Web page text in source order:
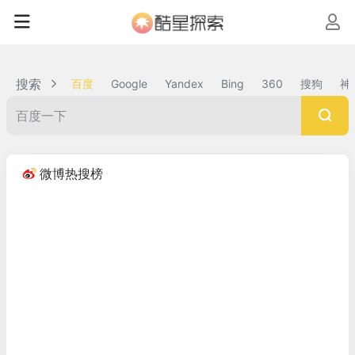
搜索 百度 Google Yandex Bing 360 搜狗 神
微博热搜榜